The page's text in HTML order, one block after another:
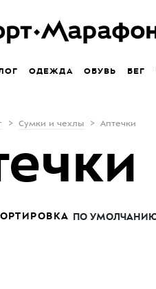
ОДЕЖДА ОБУВЬ БЕГ
Сумки и чехлы Аптечки
ПО